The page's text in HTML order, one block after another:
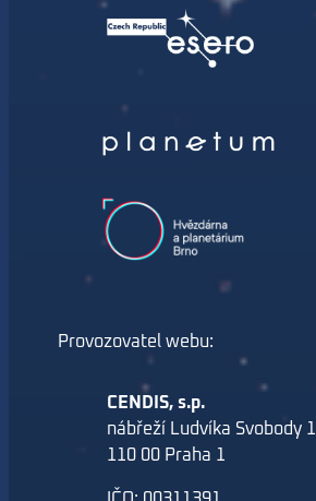
Provozovatel webu:
CENDIS, s.p.
nábřeží Ludvíka Svobody
110 00 Praha 1